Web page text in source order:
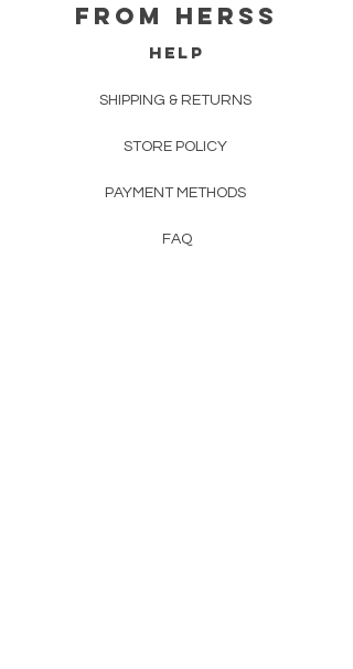
From herss
HELP
SHIPPING & RETURNS
STORE POLICY
PAYMENT METHODS
FAQ